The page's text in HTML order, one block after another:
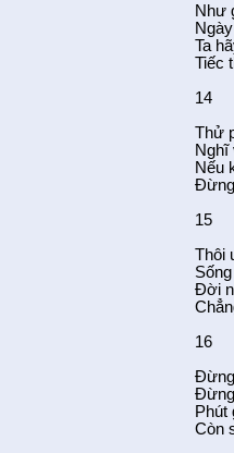
Như
Ta
Tiếc
14
Thử
Nghĩ
Nếu
15
Thôi
Đời
16
Phút
Còn